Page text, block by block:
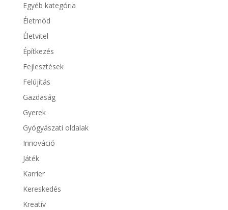
Egyéb kategória
Életmód
Életvitel
Építkezés
Fejlesztések
Felújítás
Gazdaság
Gyerek
Gyógyászati oldalak
Innováció
Játék
Karrier
Kereskedés
Kreatív